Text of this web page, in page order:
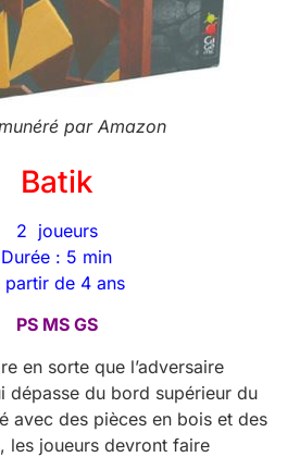
par Amazon
Batik
2 joueurs
Durée : 5 min
partir de 4 ans
PS MS GS
en sorte que l’adversaire
dépasse du bord supérieur du
avec des pièces en bois et des
les joueurs devront faire